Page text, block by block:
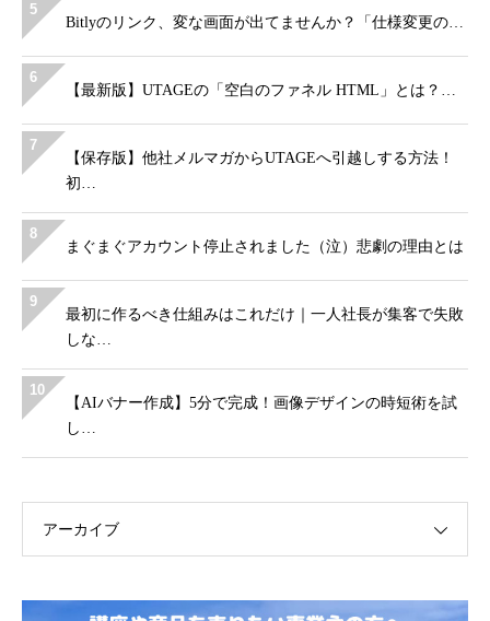
5
Bitlyのリンク、変な画面が出てませんか？「仕様変更の…
6
【最新版】UTAGEの「空白のファネル HTML」とは？…
7
【保存版】他社メルマガからUTAGEへ引越しする方法！
初…
8
まぐまぐアカウント停止されました（泣）悲劇の理由とは
9
最初に作るべき仕組みはこれだけ｜一人社長が集客で失敗
しな…
10
【AIバナー作成】5分で完成！画像デザインの時短術を試
し…
アーカイブ